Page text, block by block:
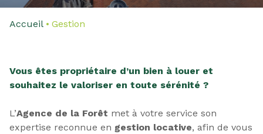
locations
gestion
contact
Accueil Gestion
Vous êtes propriétaire d’un bien à louer et
souhaitez le valoriser en toute sérénité ?
L’Agence de la Forêt met à votre service son
expertise reconnue en gestion locative, afin de vous